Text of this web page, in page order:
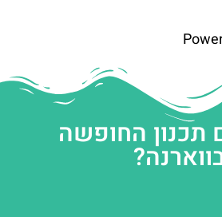
תכנון החופשה